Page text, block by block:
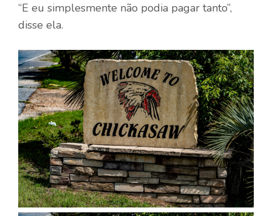
“E eu simplesmente não podia pagar tanto”,
disse ela.